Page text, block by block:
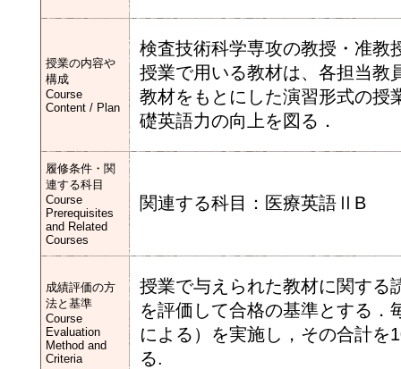
授業の内容や
構成
Course
Content / Plan
検査技術科学専攻の教授・准教
授業で用いる教材は、各担当教
教材をもとにした演習形式の授
礎英語力の向上を図る．
履修条件・関
連する科目
Course
Prerequisites
and Related
Courses
関連する科目：医療英語ⅡB
成績評価の方
法と基準
Course
Evaluation
Method and
Criteria
授業で与えられた教材に関する
を評価して合格の基準とする．
による）を実施し，その合計を
る.